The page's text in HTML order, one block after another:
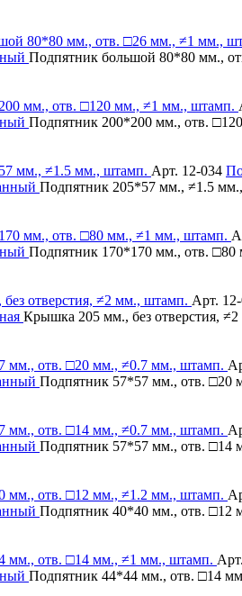
Подпятник большой 80*80 мм.,
Подпятник 200*200 мм., отв.
Арт. 12-034
Подпятник 205*57 мм., ≠1.5
Подпятник 170*170 мм., отв.
Арт.
Крышка 205 мм., без отверстия,
Подпятник 57*57 мм., отв. □20
Подпятник 57*57 мм., отв. □14
Подпятник 40*40 мм., отв. □12
Подпятник 44*44 мм., отв. □14